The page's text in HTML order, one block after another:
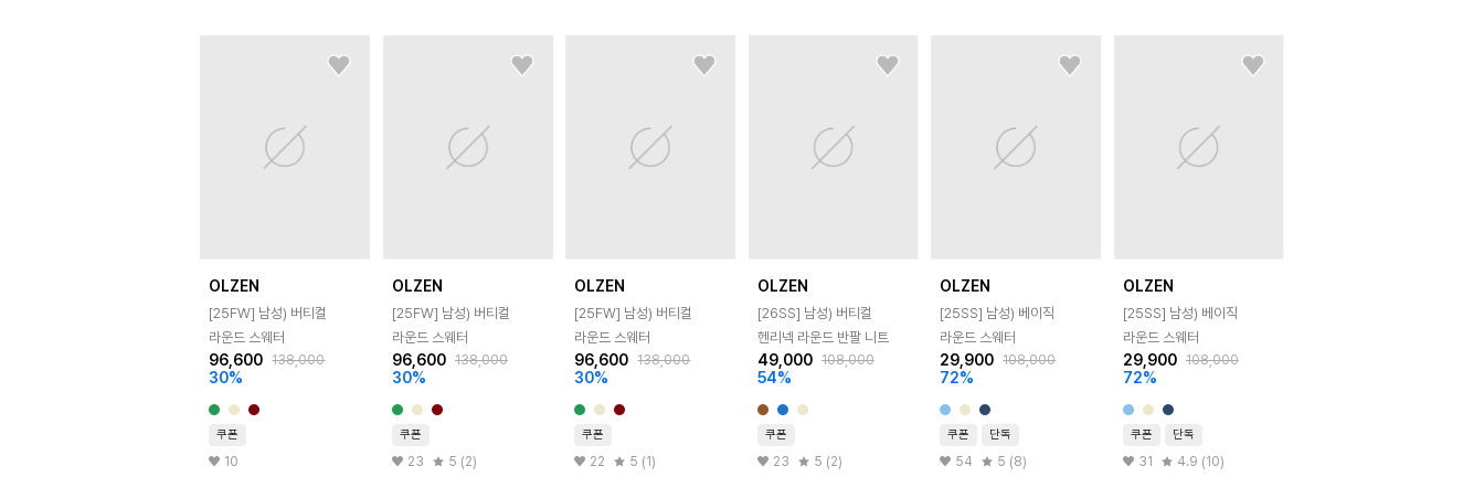
OLZEN
[25FW] 남성) 버티컬
라운드 스웨터
96,600 138,000
30%
쿠폰
10
OLZEN
[25FW] 남성) 버티컬
라운드 스웨터
96,600 138,000
30%
쿠폰
23 5 (2)
OLZEN
[25FW] 남성) 버티컬
라운드 스웨터
96,600 138,000
30%
쿠폰
22 5 (1)
OLZEN
[26SS] 남성) 버티컬
헨리넥 라운드 반팔 니트
49,000 108,000
54%
쿠폰
23 5 (2)
OLZEN
[25SS] 남성) 베이직
라운드 스웨터
29,900 108,000
72%
쿠폰 단독
54 5 (8)
OLZEN
[25SS] 남성) 베이직
라운드 스웨터
29,900 108,000
72%
쿠폰 단독
31 4.9 (10)